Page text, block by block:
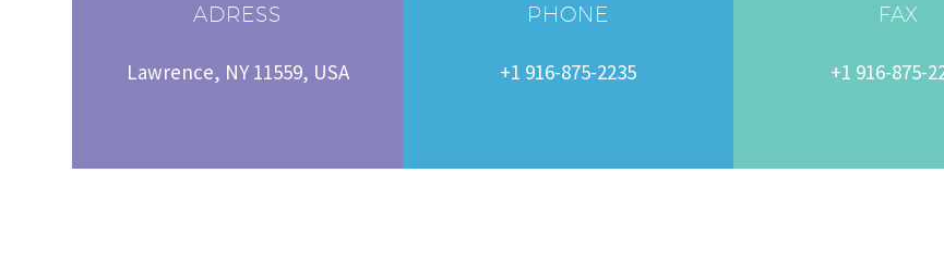
ADRESS
Lawrence, NY 11559, USA
PHONE
+1 916-875-2235
FAX
+1 916-875-